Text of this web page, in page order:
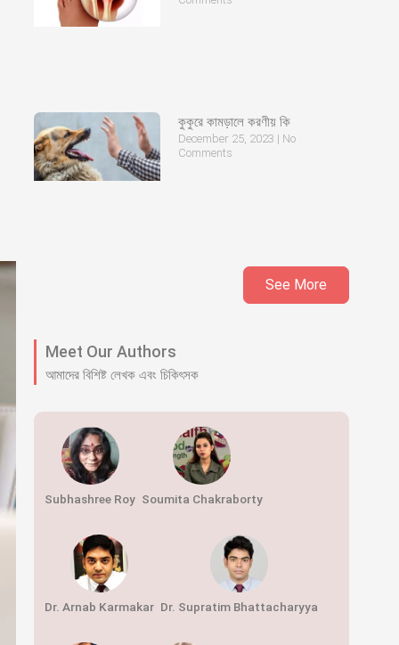
কুকুরে কামড়ালে করণীয় কি
December 25, 2023
No
Comments
See More
Meet Our Authors
আমাদের বিশিষ্ট লেখক এবং চিকিৎসক
Subhashree Roy Soumita Chakraborty
Dr. Arnab Karmakar Dr. Supratim Bhattacharyya